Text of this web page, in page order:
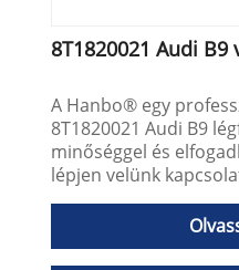
8T1820021 Audi
A Hanbo® egy
8T1820021 Audi B9
minőséggel és
lépjen velünk